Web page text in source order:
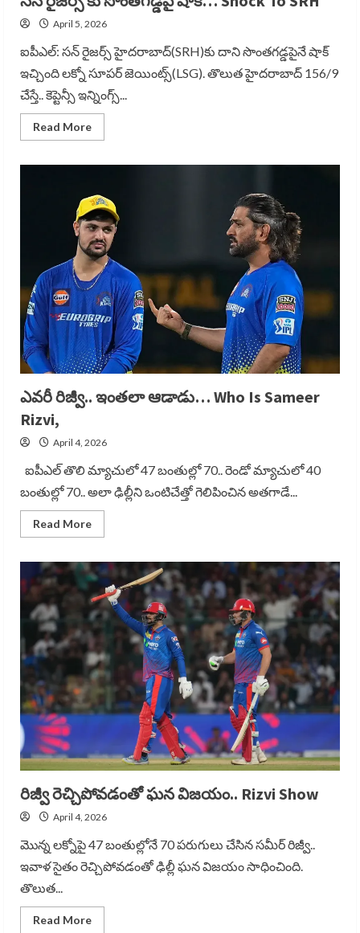
April 5, 2026
ఐపీఎల్: సన్ రైజర్స్ హైదరాబాద్(SRH)కు దాని సొంతగడ్డపైనే షాక్
ఇచ్చింది లక్నో సూపర్ జెయింట్స్(LSG). తొలుత హైదరాబాద్ 156/9
చేస్తే.. కెప్టెన్సీ ఇన్నింగ్స్...
Read MoreRead
more
సొంతగడ్డపై
షాక్…
Shock
To
SRH
ఎవరీ రిజ్వీ.. ఇంతలా ఆడాడు… Who Is Sameer
Rizvi,
April 4, 2026
ఐపీఎల్ తొలి మ్యాచులో 47 బంతుల్లో 70.. రెండో మ్యాచులో 40
బంతుల్లో 70.. అలా ఢిల్లీని ఒంటిచేత్తో గెలిపించిన అతగాడే...
Read MoreRead
more
రిజ్వీ..
ఇంతలా
ఆడాడు…
Who
Is
Sameer
Rizvi,
రిజ్వీ రెచ్చిపోవడంతో ఘన విజయం.. Rizvi Show
April 4, 2026
మొన్న లక్నోపై 47 బంతుల్లోనే 70 పరుగులు చేసిన సమీర్ రిజ్వీ..
ఇవాళ సైతం రెచ్చిపోవడంతో ఢిల్లీ ఘన విజయం సాధించింది.
తొలుత...
Read MoreRead